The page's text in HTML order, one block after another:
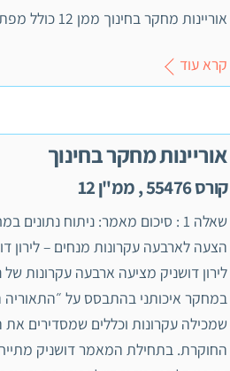
אוריינות מחקר בחינוך ממן 12 כולל מפת מושגים
קרא עוד
אוריינות מחקר בחינוך
קורס 55476 , ממ"ן 12
שאלה 1 : סיכום מאמר: ניתוח נתונים
הצעה לארבעה עקרונות מנחים – לירון
לירון דושניק מציעה ארבעה עקרונות של
במחקר איכותני בהתבסס על
שמכילה עקרונות וכללים שמסדירים
החוקרת. בתחילת המאמר דושניק